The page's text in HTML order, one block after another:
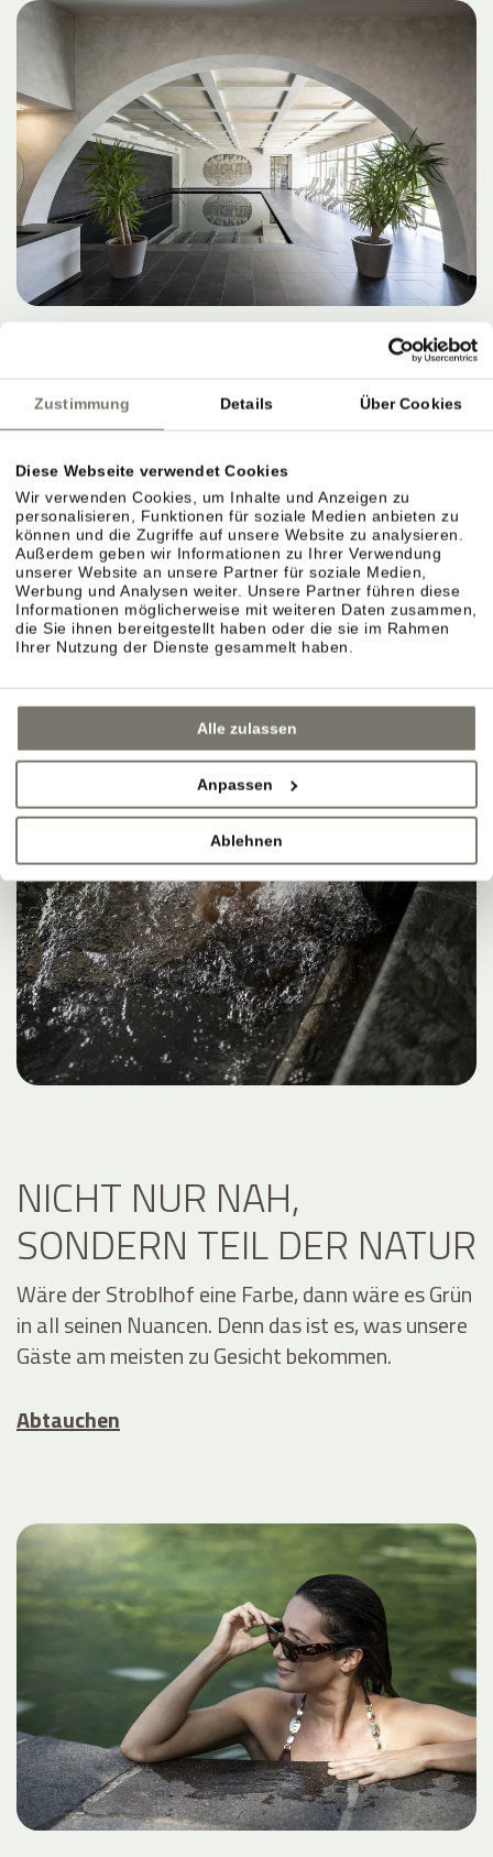
Zustimmung Details Über Cookies
Diese Webseite verwendet Cookies
Wir verwenden Cookies, um Inhalte und Anzeigen zu
personalisieren, Funktionen für soziale Medien anbieten zu
können und die Zugriffe auf unsere Website zu analysieren.
Außerdem geben wir Informationen zu Ihrer Verwendung
unserer Website an unsere Partner für soziale Medien,
Werbung und Analysen weiter. Unsere Partner führen diese
Informationen möglicherweise mit weiteren Daten zusammen,
die Sie ihnen bereitgestellt haben oder die sie im Rahmen
Ihrer Nutzung der Dienste gesammelt haben.
Alle zulassen
Anpassen
Ablehnen
NICHT NUR NAH,
SONDERN TEIL DER NATUR
Wäre der Stroblhof eine Farbe, dann wäre es Grün
in all seinen Nuancen. Denn das ist es, was unsere
Gäste am meisten zu Gesicht bekommen.
Abtauchen